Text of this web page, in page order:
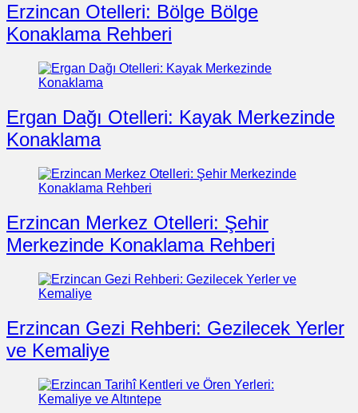
Erzincan Otelleri: Bölge Bölge
Konaklama Rehberi
Ergan Dağı Otelleri: Kayak Merkezinde
Konaklama
Erzincan Merkez Otelleri: Şehir
Merkezinde Konaklama Rehberi
Erzincan Gezi Rehberi: Gezilecek Yerler
ve Kemaliye